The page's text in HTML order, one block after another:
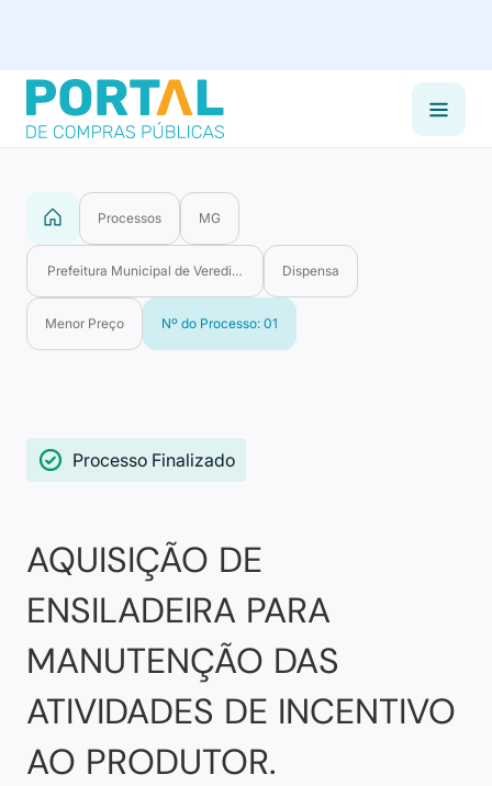
Processos MG
Prefeitura Municipal de Veredinha Dispensa
Menor Preço Nº do Processo: 01
Processo Finalizado
AQUISIÇÃO DE
ENSILADEIRA PARA
MANUTENÇÃO DAS
ATIVIDADES DE INCENTIVO
AO PRODUTOR.